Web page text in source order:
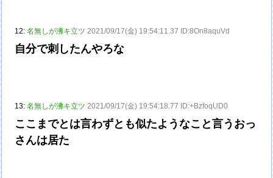
12:名無しが沸キ立ツ 2021/09/17(金) 19:54:11.37 ID:8On8aquVd
自分で刺したんやろな
13:名無しが沸キ立ツ 2021/09/17(金) 19:54:18.77 ID:+BzfoqUD0
ここまでとは言わずとも似たようなこと言うおっ
さんは居た